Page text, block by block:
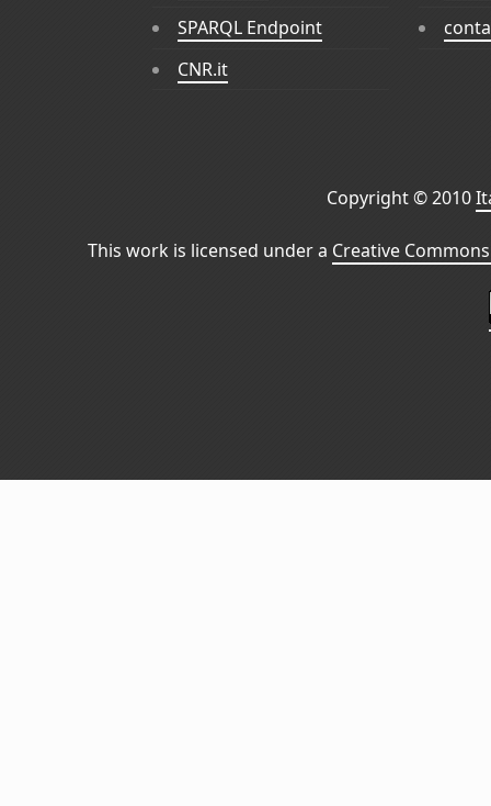
SPARQL Endpoint
CNR.it
Copyright © 2010
This work is licensed under a Creative